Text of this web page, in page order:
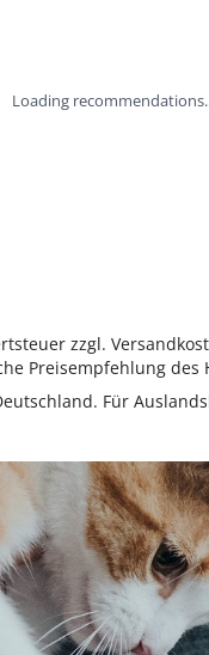
Loading
zzgl.
Preisempfehlung
Für